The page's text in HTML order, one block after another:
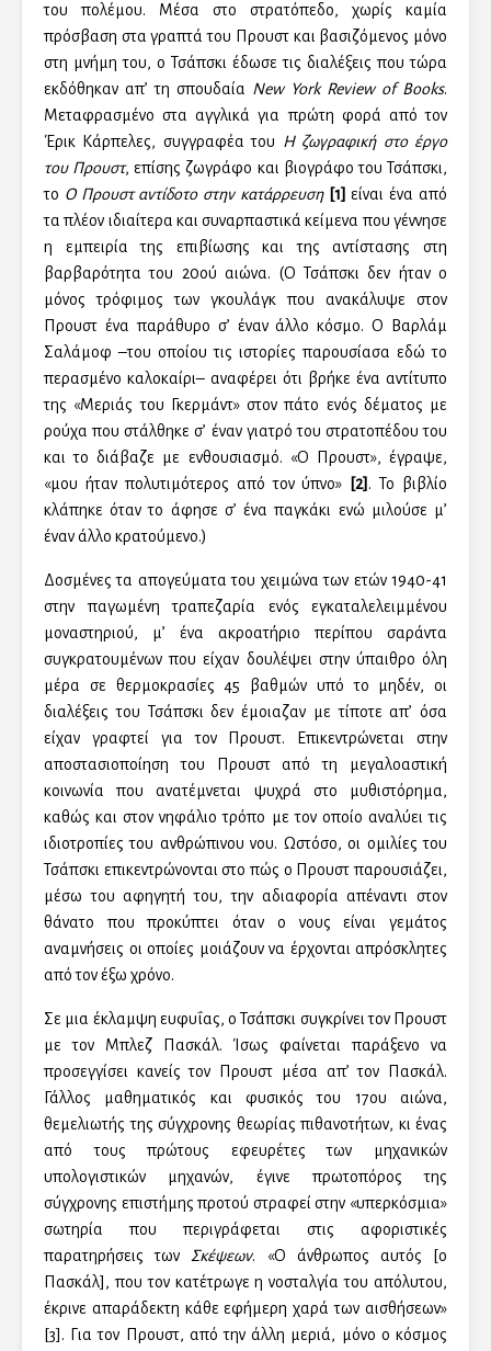
του πολέμου. Μέσα στο στρατόπεδο, χωρίς καμία
πρόσβαση στα γραπτά του Προυστ και βασιζόμενος μόνο
στη μνήμη του, ο Τσάπσκι έδωσε τις διαλέξεις που τώρα
εκδόθηκαν απ’ τη σπουδαία New York Review of Books.
Μεταφρασμένο στα αγγλικά για πρώτη φορά από τον
Έρικ Κάρπελες, συγγραφέα του Η ζωγραφική στο έργο
του Προυστ, επίσης ζωγράφο και βιογράφο του Τσάπσκι,
το Ο Προυστ αντίδοτο στην κατάρρευση [1] είναι ένα από
τα πλέον ιδιαίτερα και συναρπαστικά κείμενα που γέννησε
η εμπειρία της επιβίωσης και της αντίστασης στη
βαρβαρότητα του 20ού αιώνα. (Ο Τσάπσκι δεν ήταν ο
μόνος τρόφιμος των γκουλάγκ που ανακάλυψε στον
Προυστ ένα παράθυρο σ’ έναν άλλο κόσμο. Ο Βαρλάμ
Σαλάμοφ –του οποίου τις ιστορίες παρουσίασα εδώ το
περασμένο καλοκαίρι– αναφέρει ότι βρήκε ένα αντίτυπο
της «Μεριάς του Γκερμάντ» στον πάτο ενός δέματος με
ρούχα που στάλθηκε σ’ έναν γιατρό του στρατοπέδου του
και το διάβαζε με ενθουσιασμό. «Ο Προυστ», έγραψε,
«μου ήταν πολυτιμότερος από τον ύπνο»
[2] . Το βιβλίο
κλάπηκε όταν το άφησε σ’ ένα παγκάκι ενώ μιλούσε μ’
έναν άλλο κρατούμενο.)
Δοσμένες τα απογεύματα του χειμώνα των ετών 1940-41
στην παγωμένη τραπεζαρία ενός εγκαταλελειμμένου
μοναστηριού, μ’ ένα ακροατήριο περίπου σαράντα
συγκρατουμένων που είχαν δουλέψει στην ύπαιθρο όλη
μέρα σε θερμοκρασίες 45 βαθμών υπό το μηδέν, οι
διαλέξεις του Τσάπσκι δεν έμοιαζαν με τίποτε απ’ όσα
είχαν γραφτεί για τον Προυστ. Επικεντρώνεται στην
αποστασιοποίηση του Προυστ από τη μεγαλοαστική
κοινωνία που ανατέμνεται ψυχρά στο μυθιστόρημα,
καθώς και στον νηφάλιο τρόπο με τον οποίο αναλύει τις
ιδιοτροπίες του ανθρώπινου νου. Ωστόσο, οι ομιλίες του
Τσάπσκι επικεντρώνονται στο πώς ο Προυστ παρουσιάζει,
μέσω του αφηγητή του, την αδιαφορία απέναντι στον
θάνατο που προκύπτει όταν ο νους είναι γεμάτος
αναμνήσεις οι οποίες μοιάζουν να έρχονται απρόσκλητες
από τον έξω χρόνο.
Σε μια έκλαμψη ευφυΐας, ο Τσάπσκι συγκρίνει τον Προυστ
με τον Μπλεζ Πασκάλ. Ίσως φαίνεται παράξενο να
προσεγγίσει κανείς τον Προυστ μέσα απ’ τον Πασκάλ.
Γάλλος μαθηματικός και φυσικός του 17ου αιώνα,
θεμελιωτής της σύγχρονης θεωρίας πιθανοτήτων, κι ένας
από τους πρώτους εφευρέτες των μηχανικών
υπολογιστικών μηχανών, έγινε πρωτοπόρος της
σύγχρονης επιστήμης προτού στραφεί στην «υπερκόσμια»
σωτηρία που περιγράφεται στις αφοριστικές
παρατηρήσεις των Σκέψεων. «Ο άνθρωπος αυτός [ο
Πασκάλ], που τον κατέτρωγε η νοσταλγία του απόλυτου,
έκρινε απαράδεκτη κάθε εφήμερη χαρά των αισθήσεων»
[3]. Για τον Προυστ, από την άλλη μεριά, μόνο ο κόσμος